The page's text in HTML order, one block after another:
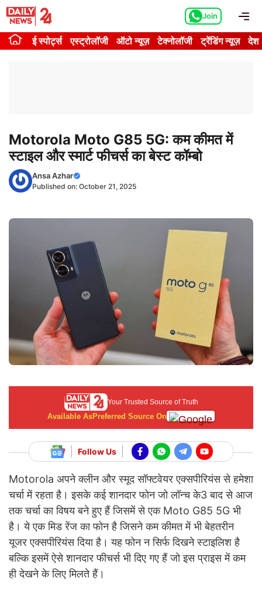
Skip
content
Join
ई स्पोर्ट्स एस्ट्रोलॉजी ऑटो न्यूज़ टेक्नोलॉजी ट्रेंडिंग न्यूज़ देश
Motorola Moto G85 5G: कम कीमत में
स्टाइल और स्मार्ट फीचर्स का बेस्ट कॉम्बो
Ansa Azhar
Published on: October 21, 2025
Your Trusted Source of Truth
Available AsPreferred Source On
Follow Us
Motorola अपने क्लीन और स्मूद सॉफ्टवेयर एक्सपीरियंस से हमेशा
चर्चा में रहता है। इसके कई शानदार फोन जो लॉन्च के3 बाद से आज
तक चर्चा का विषय बने हुए हैं जिसमें से एक Moto G85 5G भी
है। ये एक मिड रेंज का फोन है जिसने कम कीमत में भी बेहतरीन
यूजर एक्सपीरियंस दिया है। यह फोन न सिर्फ दिखने स्टाइलिश है
बल्कि इसमें ऐसे शानदार फीचर्स भी दिए गए हैं जो इस प्राइस में कम
ही देखने के लिए मिलते हैं।